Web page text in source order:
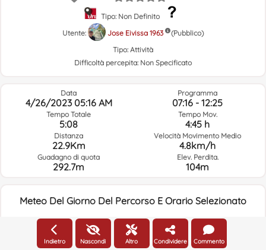
Tipo: Non Definito
Utente:
Jose Eivissa 1963
(Pubblico)
Tipo: Attività
Difficoltà percepita: Non Specificato
Data
4/26/2023 05:16 AM
Tempo Totale
5:08
Distanza
22.9Km
Guadagno di quota
292.7m
Programma
07:16 - 12:25
Tempo Mov.
4:45 h
Velocità Movimento Medio
4.8km/h
Elev. Perdita.
104m
Meteo Del Giorno Del Percorso E Orario Selezionato
05:00
Indietro Nascondi Altro Condividere Commento